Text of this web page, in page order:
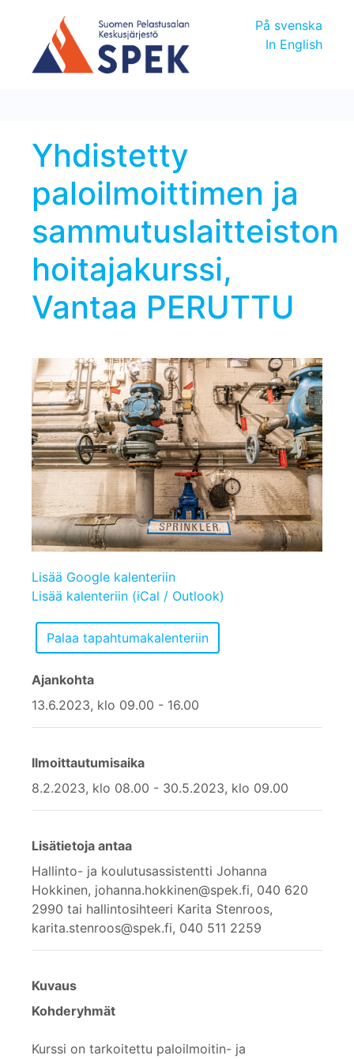
På svenska
In English
Yhdistetty
paloilmoittimen ja
sammutuslaitteiston
hoitajakurssi,
Vantaa PERUTTU
Lisää Google kalenteriin
Lisää kalenteriin (iCal / Outlook)
Ajankohta
13.6.2023, klo 09.00 - 16.00
Ilmoittautumisaika
8.2.2023, klo 08.00 - 30.5.2023, klo 09.00
Lisätietoja antaa
Hallinto- ja koulutusassistentti Johanna
Hokkinen, johanna.hokkinen@spek.fi, 040 620
2990 tai hallintosihteeri Karita Stenroos,
karita.stenroos@spek.fi, 040 511 2259
Kuvaus
Kohderyhmät
Kurssi on tarkoitettu paloilmoitin- ja